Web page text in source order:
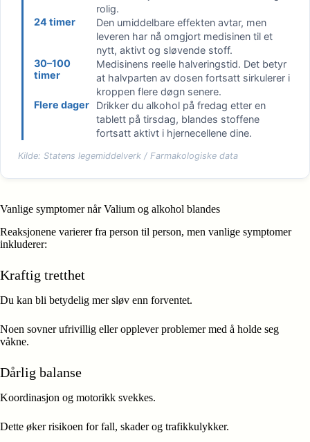
rolig.
24 timer
Den umiddelbare effekten avtar, men
leveren har nå omgjort medisinen til et
nytt, aktivt og sløvende stoff.
30–100
timer
Medisinens reelle halveringstid. Det betyr
at halvparten av dosen fortsatt sirkulerer i
kroppen flere døgn senere.
Flere dager
Drikker du alkohol på fredag etter en
tablett på tirsdag, blandes stoffene
fortsatt aktivt i hjernecellene dine.
Kilde: Statens legemiddelverk / Farmakologiske data
Vanlige symptomer når Valium og alkohol blandes
Reaksjonene varierer fra person til person, men vanlige symptomer
inkluderer:
Kraftig tretthet
Du kan bli betydelig mer sløv enn forventet.
Noen sovner ufrivillig eller opplever problemer med å holde seg
våkne.
Dårlig balanse
Koordinasjon og motorikk svekkes.
Dette øker risikoen for fall, skader og trafikkulykker.